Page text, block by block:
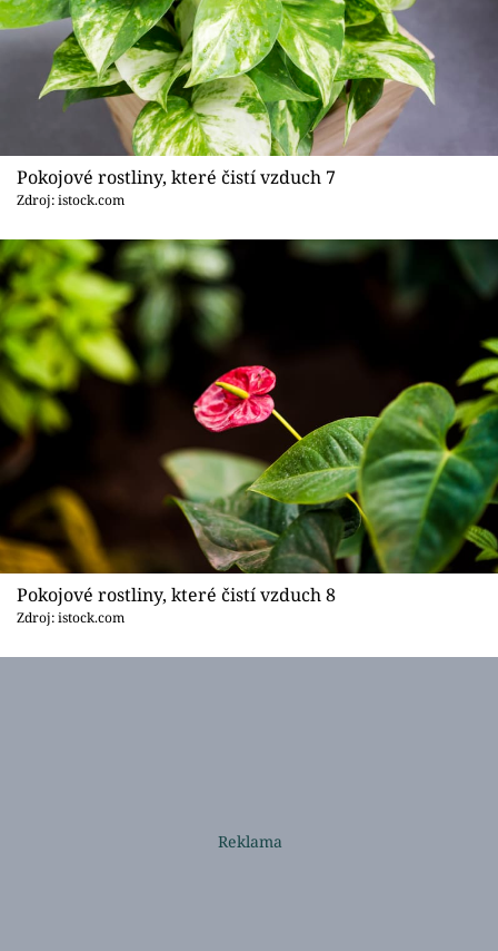
Pokojové rostliny, které čistí vzduch 7
Zdroj: istock.com
Pokojové rostliny, které čistí vzduch 8
Zdroj: istock.com